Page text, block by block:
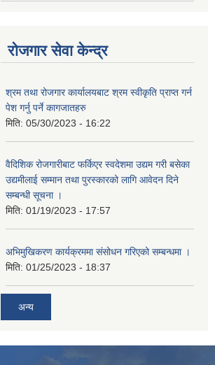
रोजगार सेवा केन्द्र
श्रम तथा रोजगार कार्यालयबाट श्रम स्वीकृति प्राप्त गर्न
पेश गर्नु पर्ने कागजातहरु
मिति: 05/30/2023 - 16:22
वैदिशिक रोजगारीबाट फर्किएर स्वदेशमा उद्यम गरी बसेका
उद्यमीलाई सम्मान तथा पुरस्कारको लागि आवेदन दिने
सम्बन्धी सूचना ।
मिति: 01/19/2023 - 17:57
अभिमुखिकरण कार्यक्रममा संसोधन गरिएको सम्बन्धमा ।
मिति: 01/25/2023 - 18:37
अन्य